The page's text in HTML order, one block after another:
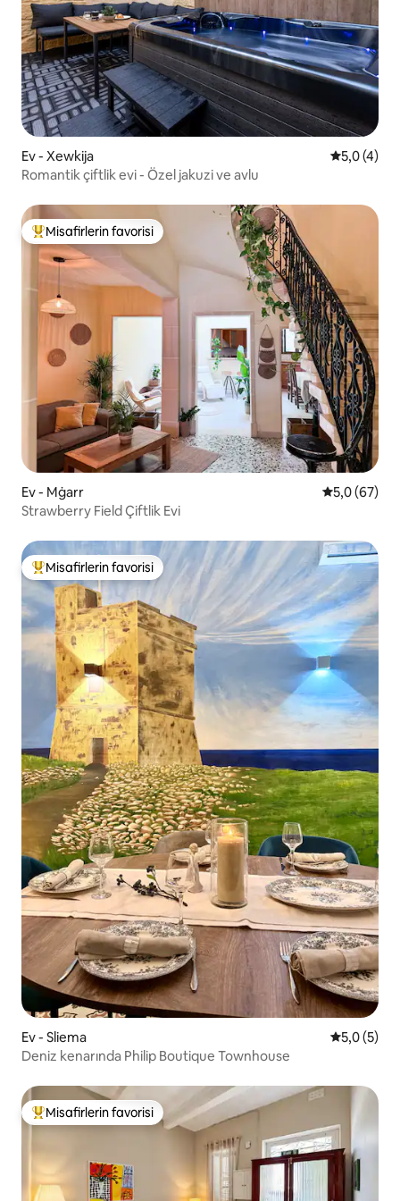
Ev - Xewkija 55,0 (4)
Romantik çiftlik evi - Özel jakuzi ve avlu
Misafirlerin favorilerinden en beğenilenler arasında
Misafirlerin favorisi
Ev - Mġarr 5 üzerinden
5,0 (67)
Strawberry Field Çiftlik Evi
Misafirlerin favorilerinden en beğenilenler arasında
Misafirlerin favorisi
Ev - Sliema 55,0 (5)
Deniz kenarında Philip Boutique Townhouse
Misafirlerin favorilerinden en beğenilenler arasında
Misafirlerin favorisi